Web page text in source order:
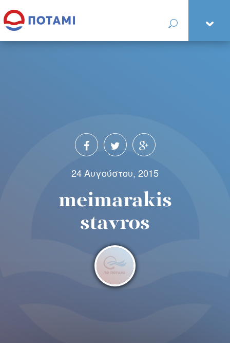
24 Αυγούστου, 2015
meimarakis
stavros